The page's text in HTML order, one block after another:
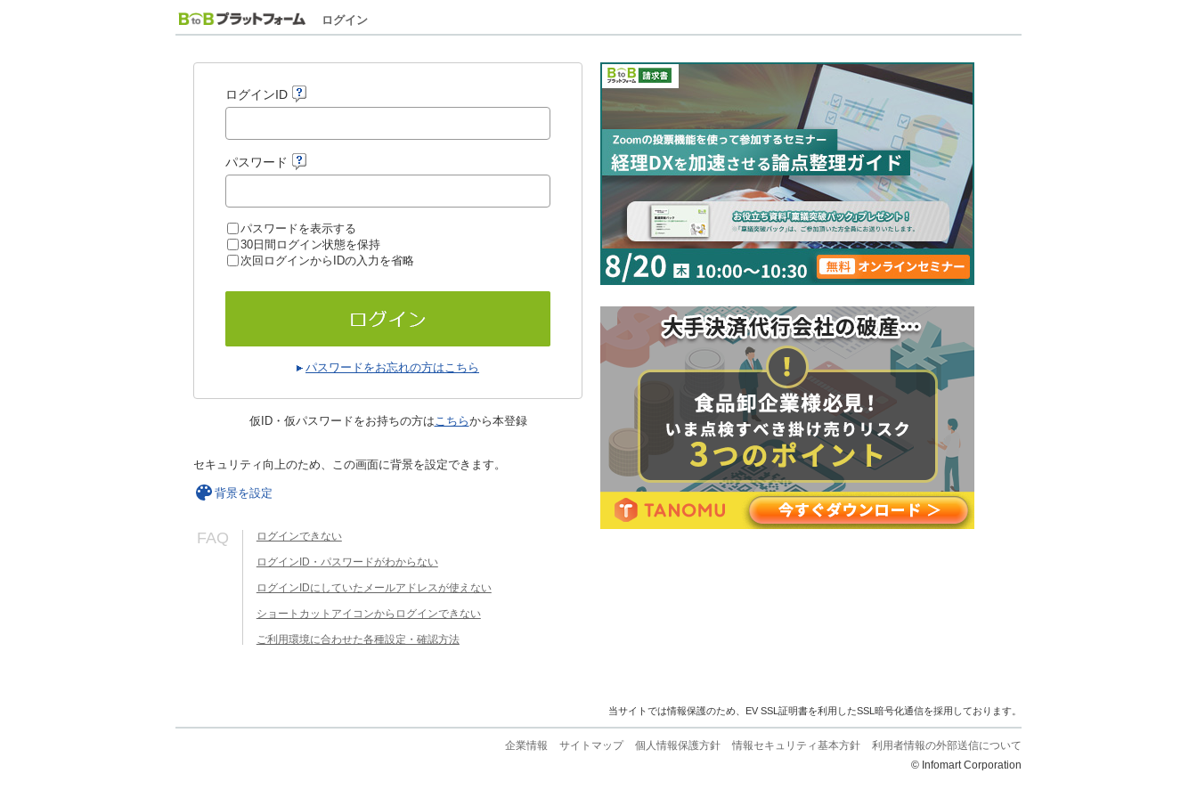
ログイン
ログインID
パスワード
パスワードを表示する
30日間ログイン状態を保持
次回ログインからIDの入力を省略
パスワードをお忘れの方はこちら
仮ID・仮パスワードをお持ちの方はこちらから本登録
セキュリティ向上のため、この画面に背景を設定できます。
背景を設定
FAQ ログインできない
ログインID・パスワードがわからない
ログインIDにしていたメールアドレスが使えない
ショートカットアイコンからログインできない
ご利用環境に合わせた各種設定・確認方法
当サイトでは情報保護のため、EV SSL証明書を利用したSSL暗号化通信を採用しております。
企業情報 サイトマップ 個人情報保護方針 情報セキュリティ基本方針
利用者情報の外部送信について
© Infomart Corporation